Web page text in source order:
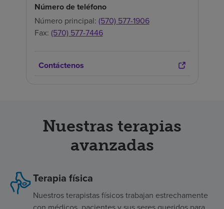
Número de teléfono
Número principal: (570) 577-1906
Fax: (570) 577-7446
Contáctenos
Nuestras terapias
avanzadas
Terapia física
Nuestros terapistas físicos trabajan estrechamente